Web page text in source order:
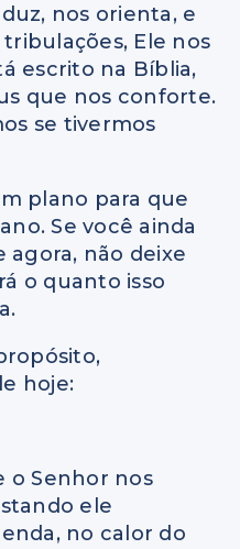
nos orienta, e
Ele nos
escrito na Bíblia,
que nos conforte.
se tivermos
plano para que
Se você ainda
agora, não deixe
o quanto isso
hoje:
o Senhor nos
ele
no calor do